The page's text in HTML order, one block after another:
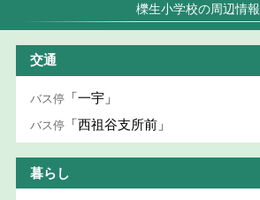
櫟生小学校の周辺情報
交通
バス停 「一宇」
バス停 「西祖谷支所前」
暮らし